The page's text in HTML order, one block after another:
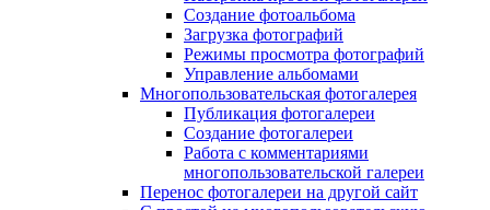
Создание фотоальбома
Загрузка фотографий
Режимы просмотра фотографий
Управление альбомами
Многопользовательская фотогалерея
Публикация фотогалереи
Создание фотогалереи
Работа с комментариями
многопользовательской галереи
Перенос фотогалереи на другой сайт